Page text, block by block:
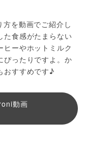
方を動画でご紹介し
た食感がたまらない
ヒーやホットミルク
ぴったりですよ。か
おすすめです♪
動画